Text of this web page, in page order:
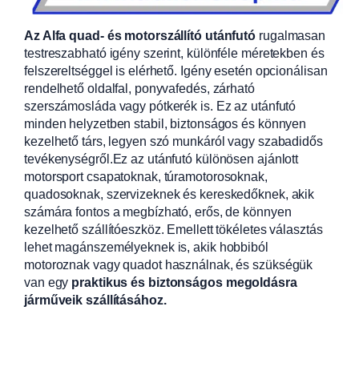
Az Alfa quad- és motorszállító utánfutó rugalmasan
testreszabható igény szerint, különféle méretekben és
felszereltséggel is elérhető. Igény esetén opcionálisan
rendelhető oldalfal, ponyvafedés, zárható
szerszámosláda vagy pótkerék is. Ez az utánfutó
minden helyzetben stabil, biztonságos és könnyen
kezelhető társ, legyen szó munkáról vagy szabadidős
tevékenységről.Ez az utánfutó különösen ajánlott
motorsport csapatoknak, túramotorosoknak,
quadosoknak, szervizeknek és kereskedőknek, akik
számára fontos a megbízható, erős, de könnyen
kezelhető szállítóeszköz. Emellett tökéletes választás
lehet magánszemélyeknek is, akik hobbiból
motoroznak vagy quadot használnak, és szükségük
van egy praktikus és biztonságos megoldásra
járműveik szállításához.